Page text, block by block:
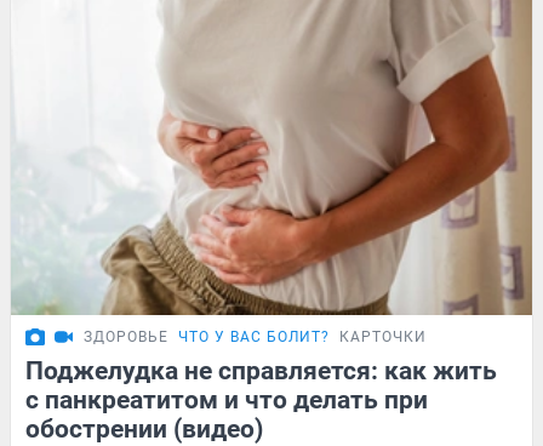
ЗДОРОВЬЕ ЧТО У ВАС БОЛИТ? КАРТОЧКИ
Поджелудка не справляется: как жить
с панкреатитом и что делать при
обострении (видео)